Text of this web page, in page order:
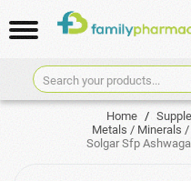
Search your products...
Home /
Metals / Minerals
Solgar Sfp